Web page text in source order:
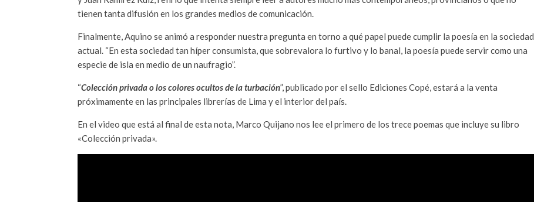
tienen tanta difusión en los grandes medios de comunicación.
Finalmente, Aquino se animó a responder nuestra pregunta en torno a qué papel puede cumplir la poesía en la sociedad
actual. “En esta sociedad tan híper consumista, que sobrevalora lo furtivo y lo banal, la poesía puede servir como una
especie de isla en medio de un naufragio”.
“Colección privada o los colores ocultos de la turbación”, publicado por el sello Ediciones Copé, estará a la venta
próximamente en las principales librerías de Lima y el interior del país.
En el video que está al final de esta nota, Marco Quijano nos lee el primero de los trece poemas que incluye su libro
«Colección privada».